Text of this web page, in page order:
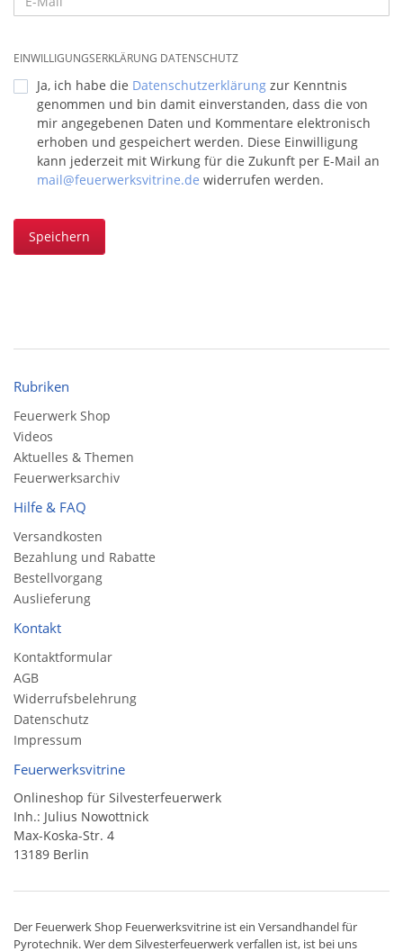
EINWILLIGUNGSERKLÄRUNG DATENSCHUTZ
Ja, ich habe die Datenschutzerklärung zur Kenntnis
genommen und bin damit einverstanden, dass die von
mir angegebenen Daten und Kommentare elektronisch
erhoben und gespeichert werden. Diese Einwilligung
kann jederzeit mit Wirkung für die Zukunft per E-Mail an
mail@feuerwerksvitrine.de widerrufen werden.
Speichern
Rubriken
Feuerwerk Shop
Videos
Aktuelles & Themen
Feuerwerksarchiv
Hilfe & FAQ
Versandkosten
Bezahlung und Rabatte
Bestellvorgang
Auslieferung
Kontakt
Kontaktformular
AGB
Widerrufsbelehrung
Datenschutz
Impressum
Feuerwerksvitrine
Onlineshop für Silvesterfeuerwerk
Inh.: Julius Nowottnick
Max-Koska-Str. 4
13189 Berlin
Der Feuerwerk Shop Feuerwerksvitrine ist ein Versandhandelfür
Pyrotechnik. Wer dem Silvesterfeuerwerk verfallen ist, ist bei uns